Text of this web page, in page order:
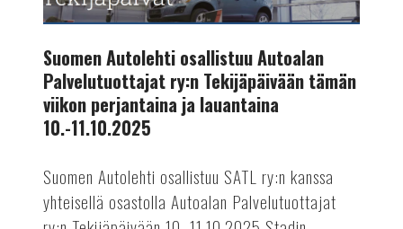
osallistuu
Autoalan
Palvelutuottajat
ry:n
Tekijäpäivään
tämän
perjantaina
ja
lauantaina
Suomen Autolehti osallistuu Autoalan
Palvelutuottajat ry:n Tekijäpäivään tämän
viikon perjantaina ja lauantaina
10.-11.10.2025
Suomen Autolehti osallistuu SATL ry:n kanssa
yhteisellä osastolla Autoalan Palvelutuottajat